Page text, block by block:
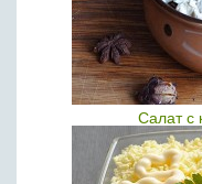
Салат с